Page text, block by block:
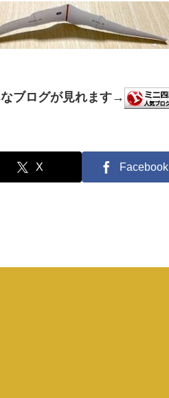
ブログが見れます→
X Facebook